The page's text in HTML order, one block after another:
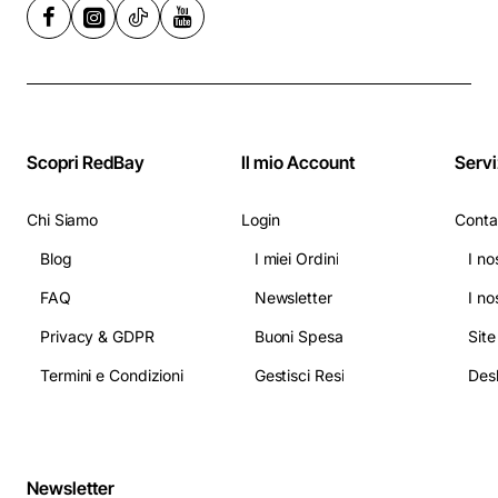
Scopri RedBay
Chi Siamo
Blog
FAQ
Privacy & GDPR
Termini e Condizioni
Il mio Account
Login
I miei Ordini
Newsletter
Buoni Spesa
Gestisci Resi
I
I
Newsletter